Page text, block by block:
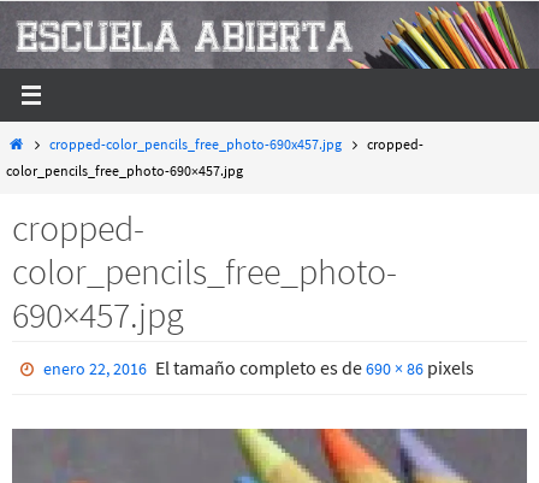
contenido
Iniciocropped-color_pencils_free_photo-690x457.jpg
cropped-
color_pencils_free_photo-690×457.jpg
cropped-
color_pencils_free_photo-
690×457.jpg
enero 22, 2016 El tamaño completo es de690 × 86 pixels